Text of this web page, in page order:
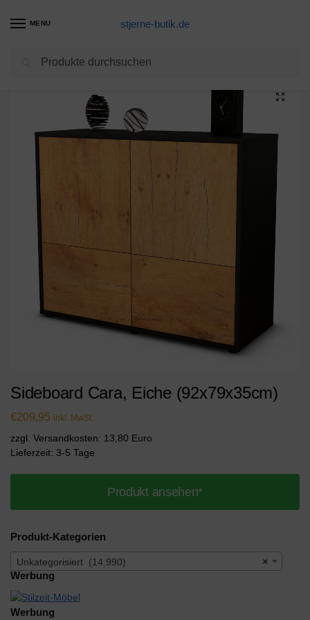
MENU stjerne-butik.de
Unkategorisiert / Sideboard Cara, Eiche (92x79x35cm)
Sideboard Cara, Eiche (92x79x35cm)
€209,95 inkl. MwSt.
zzgl. Versandkosten: 13,80 Euro
Lieferzeit: 3-5 Tage
Produkt ansehen*
Produkt-Kategorien
×
Unkategorisiert (14.990)
Werbung
Werbung